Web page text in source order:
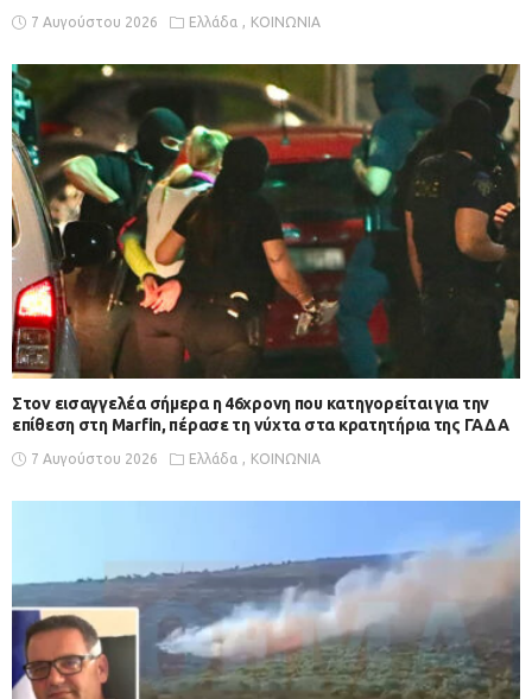
7 Αυγούστου 2026 Ελλάδα ΚΟΙΝΩΝΙΑ
Στον εισαγγελέα σήμερα η 46χρονη που κατηγορείται για την
επίθεση στη Marfin, πέρασε τη νύχτα στα κρατητήρια της ΓΑΔΑ
7 Αυγούστου 2026 Ελλάδα ΚΟΙΝΩΝΙΑ